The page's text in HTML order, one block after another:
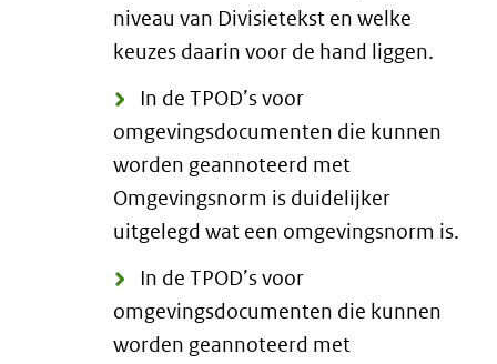
niveau van Divisietekst en welke
keuzes daarin voor de hand liggen.
In de TPOD’s voor
omgevingsdocumenten die kunnen
worden geannoteerd met
Omgevingsnorm is duidelijker
uitgelegd wat een omgevingsnorm is.
In de TPOD’s voor
omgevingsdocumenten die kunnen
worden geannoteerd met